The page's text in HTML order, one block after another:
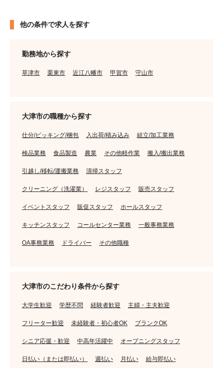
他の条件で求人を探す
勤務地から探す
草津市 栗東市 近江八幡市 甲賀市 守山市
大津市の職種から探す
仕分/ピッキング/梱包 入出荷/積み込み 組立/加工業務
検品業務 食品製造 農業 その他軽作業 搬入/搬出業務
引越し/移転/運搬業務 清掃スタッフ
クリーニング（洗濯業） レジスタッフ 販売スタッフ
イベントスタッフ 販促スタッフ ホールスタッフ
キッチンスタッフ コールセンター業務 一般事務業務
OA事務業務 ドライバー その他職種
大津市のこだわり条件から探す
大学生歓迎 学歴不問 経験者歓迎 主婦・主夫歓迎
フリーター歓迎 未経験者・初心者OK ブランクOK
シニア応援・歓迎 中高年活躍中 オープニングスタッフ
日払い（または即払い） 週払い 月払い 給与即払い